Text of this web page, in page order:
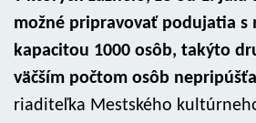
možné pripravovať podujatia s
kapacitou 1000 osôb, takýto
väčším počtom osôb
riaditeľka Mestského